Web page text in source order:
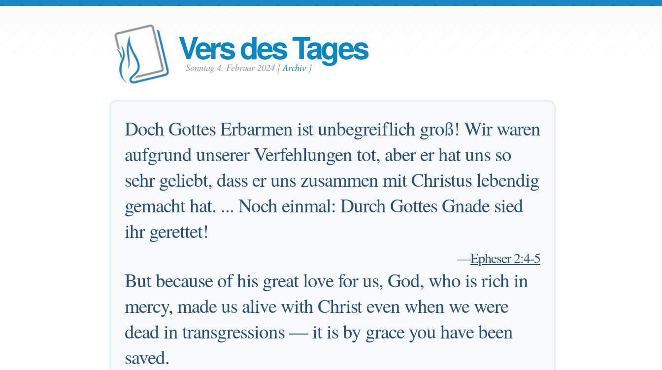
Vers des Tages
Sonntag 4. Februar 2024 [Archiv]
Doch Gottes Erbarmen ist unbegreiflich groß! Wir waren
aufgrund unserer Verfehlungen tot, aber er hat uns so
sehr geliebt, dass er uns zusammen mit Christus lebendig
gemacht hat. ... Noch einmal: Durch Gottes Gnade sied
ihr gerettet!
—Epheser 2:4-5
But because of his great love for us, God, who is rich in
mercy, made us alive with Christ even when we were
dead in transgressions — it is by grace you have been
saved.